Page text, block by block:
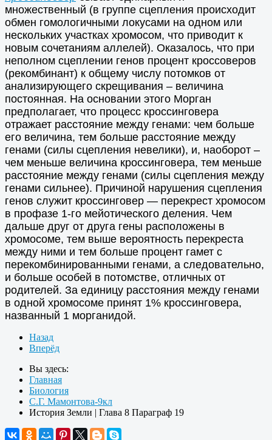
множественный (в группе сцепления происходит
обмен гомологичными локусами на одном или
нескольких участках хромосом, что приводит к
новым сочетаниям аллелей). Оказалось, что при
неполном сцеплении генов процент кроссоверов
(рекомбинант) к общему числу потомков от
анализирующего скрещивания – величина
постоянная. На основании этого Морган
предполагает, что процесс кроссинговера
отражает расстояние между генами: чем больше
его величина, тем больше расстояние между
генами (силы сцепления невелики), и, наоборот –
чем меньше величина кроссинговера, тем меньше
расстояние между генами (силы сцепления между
генами сильнее). Причиной нарушения сцепления
генов служит кроссинговер — перекрест хромосом
в профазе 1-го мейотического деления. Чем
дальше друг от друга гены расположены в
хромосоме, тем выше вероятность перекреста
между ними и тем больше процент гамет с
перекомбинированными генами, а следовательно,
и больше особей в потомстве, отличных от
родителей. За единицу расстояния между генами
в одной хромосоме принят 1% кроссинговера,
названный 1 морганидой.
Назад
Вперёд
Вы здесь:
Главная
Биология
С.Г. Мамонтова-9кл
История Земли | Глава 8 Параграф 19